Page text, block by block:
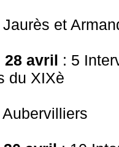
et
28 avril : 5
du XIXè